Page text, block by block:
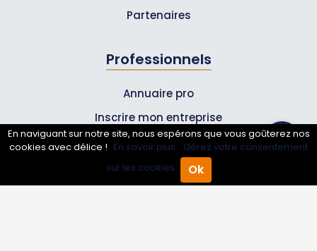
Annuaire Pro Agenda
Partenaires
Professionnels
Annuaire pro
Inscrire mon entreprise
Les Abonnements Pros
Infos
En naviguant sur notre site, nous espérons que vous goûterez nos
cookies avec délice ! En savoir plus. Gérez votre consentement
sur les cookies.
Ok